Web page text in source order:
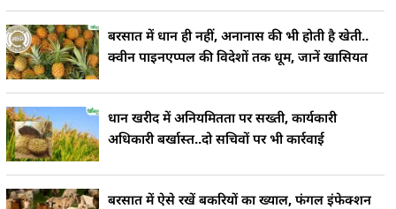
बरसात में धान ही नहीं, अनानास की भी होती है खेती..
क्वीन पाइनएप्पल की विदेशों तक धूम, जानें खासियत
धान खरीद में अनियमितता पर सख्ती, कार्यकारी
अधिकारी बर्खास्त..दो सचिवों पर भी कार्रवाई
बरसात में ऐसे रखें बकरियों का ख्याल, फंगल इंफेक्शन